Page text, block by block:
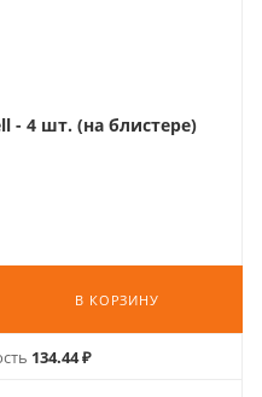
- 4 шт. (на блистере)
В КОРЗИНУ
134.44 ₽